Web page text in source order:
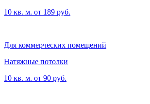
10 кв. м. от 189 руб.
Для коммерческих помещений
Натяжные потолки
10 кв. м. от 90 руб.